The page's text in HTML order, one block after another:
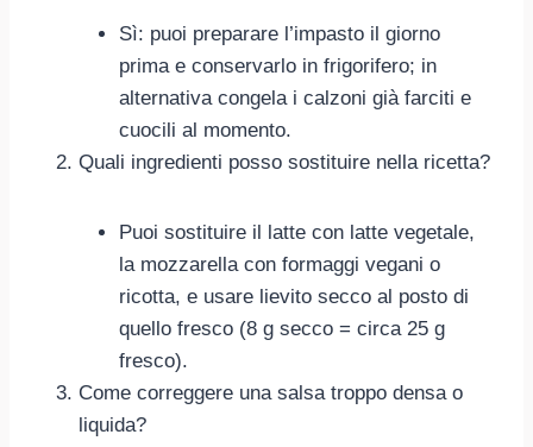
Sì: puoi preparare l’impasto il giorno
prima e conservarlo in frigorifero; in
alternativa congela i calzoni già farciti e
cuocili al momento.
Quali ingredienti posso sostituire nella ricetta?
Puoi sostituire il latte con latte vegetale,
la mozzarella con formaggi vegani o
ricotta, e usare lievito secco al posto di
quello fresco (8 g secco = circa 25 g
fresco).
Come correggere una salsa troppo densa o
liquida?